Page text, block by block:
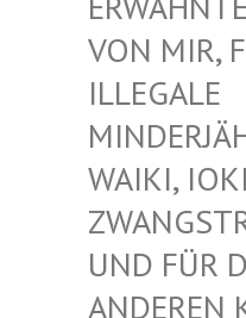
MIR, FÜR
GALE MIND
I, IOKI, KI,
FÜR DIE
REN KI,